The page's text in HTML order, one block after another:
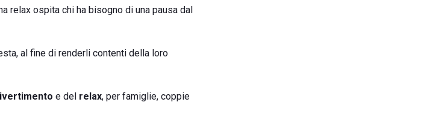
relax ospita chi ha bisogno di una pausa dal
al fine di renderli contenti della loro
e del relax, per famiglie, coppie